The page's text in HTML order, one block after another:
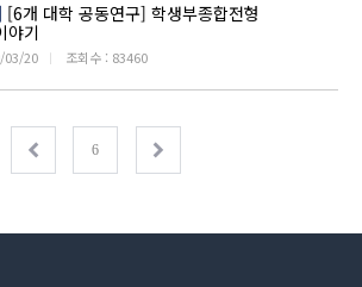
[6개 대학 공동연구] 학생부종합전형
야기
03/20 ㅣ 조회수 : 83460
6